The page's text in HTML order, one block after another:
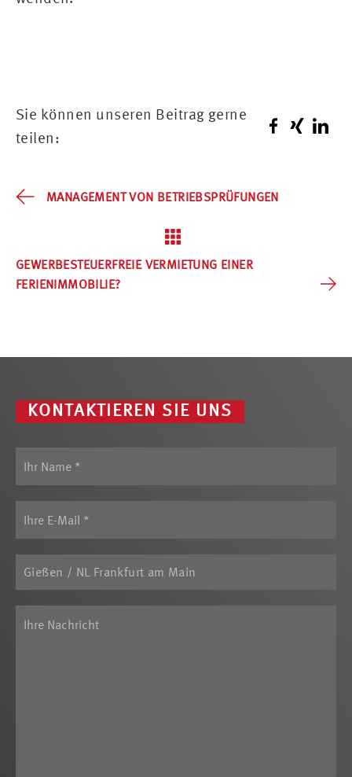
Sie können unseren Beitrag gerne
teilen:
MANAGEMENT VON BETRIEBSPRÜFUNGEN
GEWERBESTEUERFREIE VERMIETUNG EINER
FERIENIMMOBILIE?
KONTAKTIEREN SIE UNS